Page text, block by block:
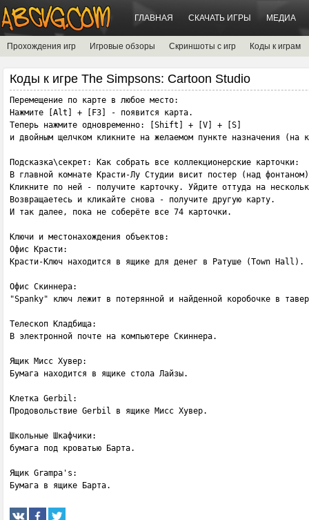
ГЛАВНАЯ СКАЧАТЬ ИГРЫ МЕДИА
Прохождения игр Игровые обзоры Скриншоты с игр Коды к играм
Коды к игре The Simpsons: Cartoon Studio
Перемещение по карте в любое место:
Нажмите [Alt] + [F3] - появится карта.
Теперь нажмите одновременно: [Shift] + [V] + [S]
и двойным щелчком кликните на желаемом пункте назначения (на
Подсказка\секрет: Как собрать все коллекционерские карточки:
В главной комнате Красти-Лу Студии висит постер (над
Кликните по ней - получите карточку. Уйдите оттуда на
Возвращаетесь и кликайте снова - получите другую карту.
И так далее, пока не соберёте все 74 карточки.
Ключи и местонахождения объектов:
Офис Красти:
Красти-Ключ находится в ящике для денег в Ратуше (Town Hall).
Офис Скиннера:
"Spanky" ключ лежит в потерянной и найденной коробочке в
Телескоп Кладбища:
В электронной почте на компьютере Скиннера.
Ящик Мисс Хувер:
Бумага находится в ящике стола Лайзы.
Клетка Gerbil:
Продовольствие Gerbil в ящике Мисс Хувер.
Школьные Шкафчики:
бумага под кроватью Барта.
Ящик Grampa's:
Бумага в ящике Барта.